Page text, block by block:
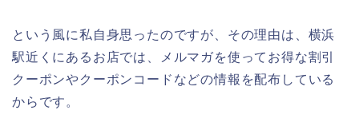
という風に私自身思ったのですが、その理由は、横浜
駅近くにあるお店では、メルマガを使ってお得な割引
クーポンやクーポンコードなどの情報を配布している
からです。